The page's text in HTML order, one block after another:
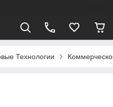
Технологии